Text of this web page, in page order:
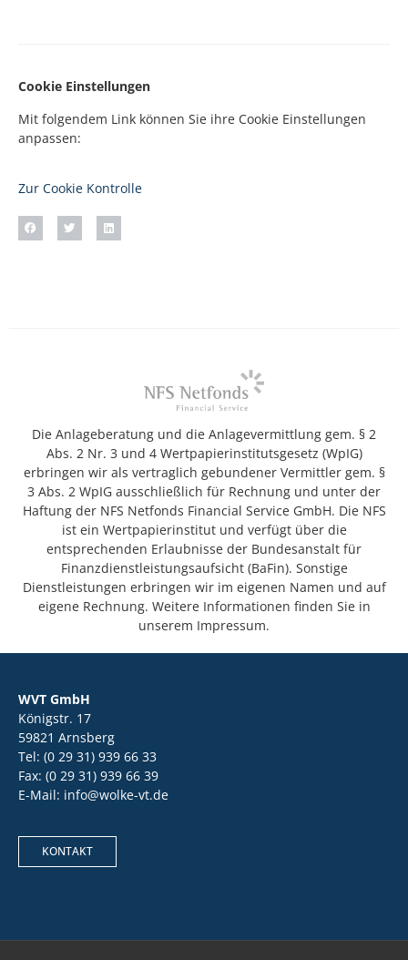
Cookie Einstellungen
Mit folgendem Link können Sie ihre Cookie Einstellungen
anpassen:
Zur Cookie Kontrolle
Die Anlageberatung und die Anlagevermittlung gem. § 2
Abs. 2 Nr. 3 und 4 Wertpapierinstitutsgesetz (WpIG)
erbringen wir als vertraglich gebundener Vermittler gem. §
3 Abs. 2 WpIG ausschließlich für Rechnung und unter der
Haftung der NFS Netfonds Financial Service GmbH. Die NFS
ist ein Wertpapierinstitut und verfügt über die
entsprechenden Erlaubnisse der Bundesanstalt für
Finanzdienstleistungsaufsicht (BaFin). Sonstige
Dienstleistungen erbringen wir im eigenen Namen und auf
eigene Rechnung. Weitere Informationen finden Sie in
unserem Impressum.
WVT GmbH
Königstr. 17
59821 Arnsberg
Tel: (0 29 31) 939 66 33
Fax: (0 29 31) 939 66 39
E-Mail: info@wolke-vt.de
KONTAKT